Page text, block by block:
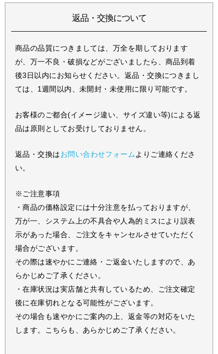
返品・交換について
商品の品質につきましては、万全を期しております
が、万一不良・破損などがございましたら、商品到着
後3日以内にお知らせください。返品・交換につきまし
ては、1週間以内、未開封・未使用に限り可能です。
お客様のご都合(イメージ違い、サイズ違い等)による返
品は原則としてお受けしておりません。
返品・交換はお問い合わせフォーム よりご連絡くださ
い。
※ご注意事項
・商品の価格設定には十分注意を払っておりますが、
万が一、システム上の不具合や人為的ミスにより誤表
示があった場合、ご注文をキャンセルさせていただく
場合がございます。
その際は速やかにご連絡・ご返金いたしますので、あ
らかじめご了承ください。
・在庫状況は実店舗と共有しているため、ご注文確定
後に在庫切れとなる可能性がございます。
その場合も速やかにご案内の上、返金等の対応をいた
します。こちらも、あらかじめご了承ください。